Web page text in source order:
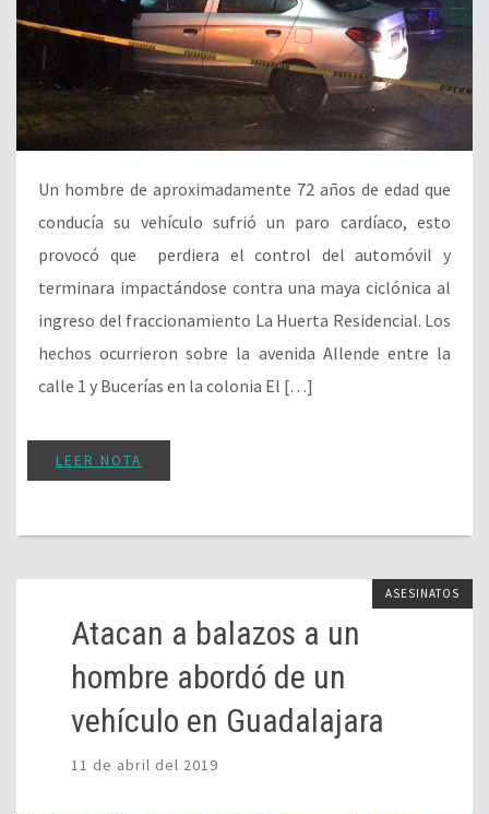
Un hombre de aproximadamente 72 años de edad que
conducía su vehículo sufrió un paro cardíaco, esto
provocó que perdiera el control del automóvil y
terminara impactándose contra una maya ciclónica al
ingreso del fraccionamiento La Huerta Residencial. Los
hechos ocurrieron sobre la avenida Allende entre la
calle 1 y Bucerías en la colonia El […]
LEER NOTA
ASESINATOS
Atacan a balazos a un
hombre abordó de un
vehículo en Guadalajara
11 de abril del 2019